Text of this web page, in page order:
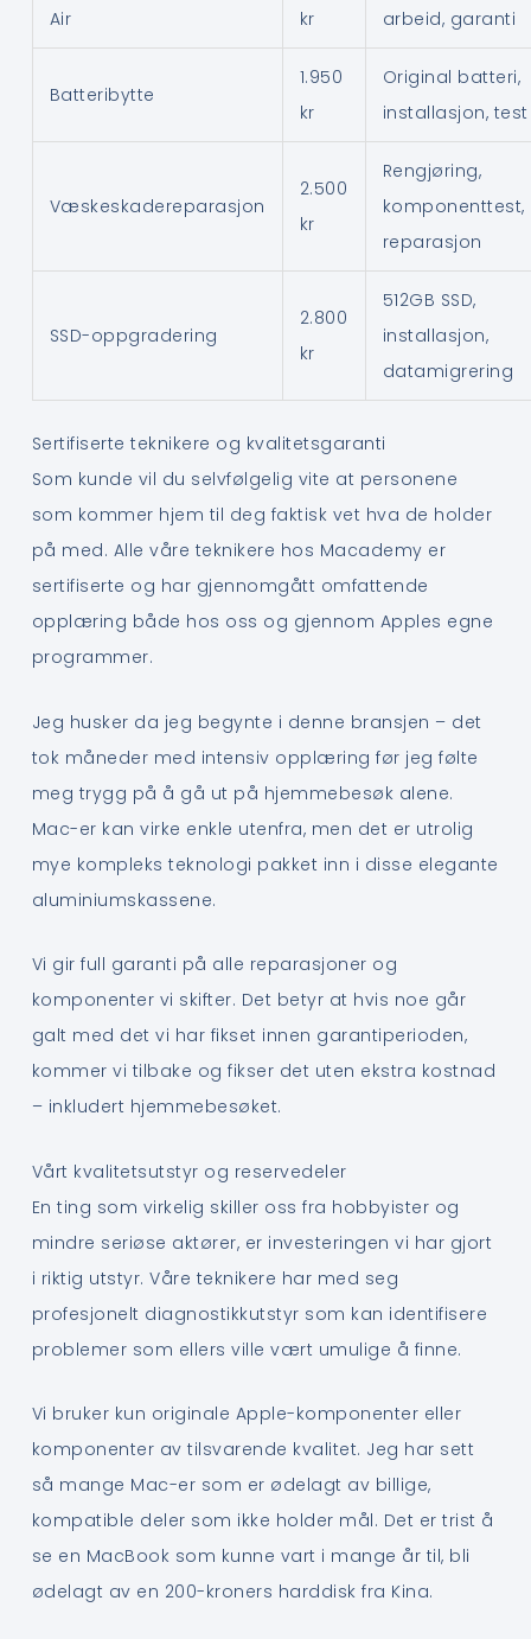
Air
kr
arbeid, garanti
Batteribytte
1.950
kr
Original batteri,
installasjon, test
Væskeskadereparasjon
2.500
kr
Rengjøring,
komponenttest,
reparasjon
SSD-oppgradering
2.800
kr
512GB SSD,
installasjon,
datamigrering
Sertifiserte teknikere og kvalitetsgaranti
Som kunde vil du selvfølgelig vite at personene
som kommer hjem til deg faktisk vet hva de holder
på med. Alle våre teknikere hos Macademy er
sertifiserte og har gjennomgått omfattende
opplæring både hos oss og gjennom Apples egne
programmer.
Jeg husker da jeg begynte i denne bransjen – det
tok måneder med intensiv opplæring før jeg følte
meg trygg på å gå ut på hjemmebesøk alene.
Mac-er kan virke enkle utenfra, men det er utrolig
mye kompleks teknologi pakket inn i disse elegante
aluminiumskassene.
Vi gir full garanti på alle reparasjoner og
komponenter vi skifter. Det betyr at hvis noe går
galt med det vi har fikset innen garantiperioden,
kommer vi tilbake og fikser det uten ekstra kostnad
– inkludert hjemmebesøket.
Vårt kvalitetsutstyr og reservedeler
En ting som virkelig skiller oss fra hobbyister og
mindre seriøse aktører, er investeringen vi har gjort
i riktig utstyr. Våre teknikere har med seg
profesjonelt diagnostikkutstyr som kan identifisere
problemer som ellers ville vært umulige å finne.
Vi bruker kun originale Apple-komponenter eller
komponenter av tilsvarende kvalitet. Jeg har sett
så mange Mac-er som er ødelagt av billige,
kompatible deler som ikke holder mål. Det er trist å
se en MacBook som kunne vart i mange år til, bli
ødelagt av en 200-kroners harddisk fra Kina.